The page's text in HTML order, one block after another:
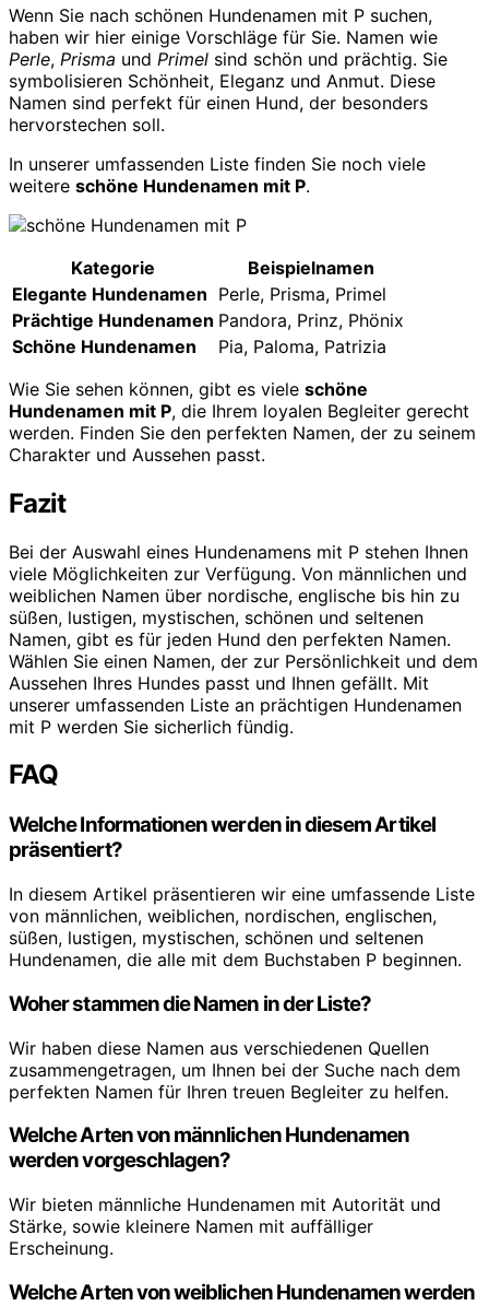
Wenn Sie nach schönen Hundenamen mit P suchen,
haben wir hier einige Vorschläge für Sie. Namen wie
Perle, Prisma und Primel sind schön und prächtig. Sie
symbolisieren Schönheit, Eleganz und Anmut. Diese
Namen sind perfekt für einen Hund, der besonders
hervorstechen soll.
In unserer umfassenden Liste finden Sie noch viele
weitere schöne Hundenamen mit P.
Kategorie
Beispielnamen
Elegante Hundenamen Perle, Prisma, Primel
Prächtige Hundenamen Pandora, Prinz, Phönix
Schöne Hundenamen
Pia, Paloma, Patrizia
Wie Sie sehen können, gibt es viele schöne
Hundenamen mit P, die Ihrem loyalen Begleiter gerecht
werden. Finden Sie den perfekten Namen, der zu seinem
Charakter und Aussehen passt.
Fazit
Bei der Auswahl eines Hundenamens mit P stehen Ihnen
viele Möglichkeiten zur Verfügung. Von männlichen und
weiblichen Namen über nordische, englische bis hin zu
süßen, lustigen, mystischen, schönen und seltenen
Namen, gibt es für jeden Hund den perfekten Namen.
Wählen Sie einen Namen, der zur Persönlichkeit und dem
Aussehen Ihres Hundes passt und Ihnen gefällt. Mit
unserer umfassenden Liste an prächtigen Hundenamen
mit P werden Sie sicherlich fündig.
FAQ
Welche Informationen werden in diesem Artikel
präsentiert?
In diesem Artikel präsentieren wir eine umfassende Liste
von männlichen, weiblichen, nordischen, englischen,
süßen, lustigen, mystischen, schönen und seltenen
Hundenamen, die alle mit dem Buchstaben P beginnen.
Woher stammen die Namen in der Liste?
Wir haben diese Namen aus verschiedenen Quellen
zusammengetragen, um Ihnen bei der Suche nach dem
perfekten Namen für Ihren treuen Begleiter zu helfen.
Welche Arten von männlichen Hundenamen
werden vorgeschlagen?
Wir bieten männliche Hundenamen mit Autorität und
Stärke, sowie kleinere Namen mit auffälliger
Erscheinung.
Welche Arten von weiblichen Hundenamen werden